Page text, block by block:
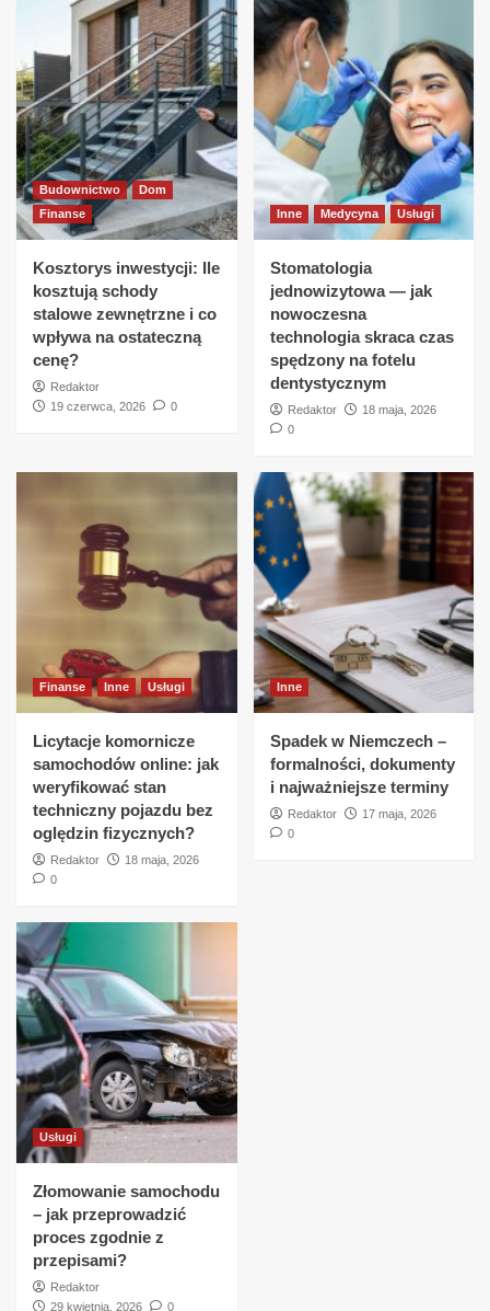
Budownictwo
Dom
Finanse
Kosztorys inwestycji: Ile
kosztują schody
stalowe zewnętrzne i co
wpływa na ostateczną
cenę?
Redaktor
19 czerwca, 2026
0
Inne Medycyna Usługi
Stomatologia
jednowizytowa — jak
nowoczesna
technologia skraca czas
spędzony na fotelu
dentystycznym
Redaktor
18 maja, 2026
0
Finanse Inne Usługi
Licytacje komornicze
samochodów online: jak
weryfikować stan
techniczny pojazdu bez
oględzin fizycznych?
Redaktor
18 maja, 2026
0
Inne
Spadek w Niemczech –
formalności, dokumenty
i najważniejsze terminy
Redaktor
17 maja, 2026
0
Usługi
Złomowanie samochodu
– jak przeprowadzić
proces zgodnie z
przepisami?
Redaktor
29 kwietnia, 2026
0